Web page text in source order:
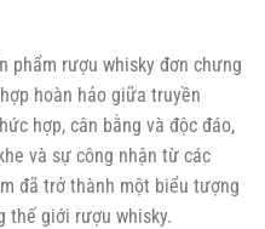
phẩm rượu whisky đơn chưng
hoàn hảo giữa truyền
hợp, cân bằng và độc đáo,
và sự công nhận từ các
đã trở thành một biểu tượng
thế giới rượu whisky.